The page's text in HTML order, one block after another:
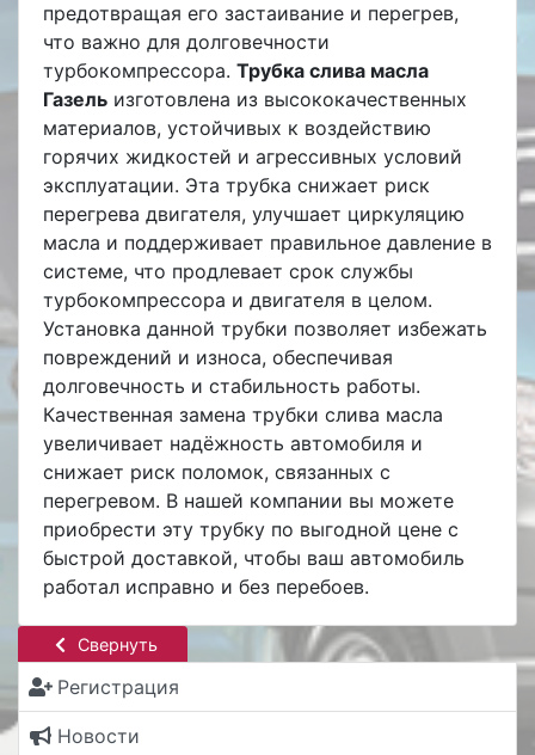
Свернуть
Регистрация
Новости
предотвращая его застаивание и перегрев,
что важно для долговечности
турбокомпрессора. Трубка слива масла
Газель изготовлена из высококачественных
материалов, устойчивых к воздействию
горячих жидкостей и агрессивных условий
эксплуатации. Эта трубка снижает риск
перегрева двигателя, улучшает циркуляцию
масла и поддерживает правильное давление в
системе, что продлевает срок службы
турбокомпрессора и двигателя в целом.
Установка данной трубки позволяет избежать
повреждений и износа, обеспечивая
долговечность и стабильность работы.
Качественная замена трубки слива масла
увеличивает надёжность автомобиля и
снижает риск поломок, связанных с
перегревом. В нашей компании вы можете
приобрести эту трубку по выгодной цене с
быстрой доставкой, чтобы ваш автомобиль
работал исправно и без перебоев.